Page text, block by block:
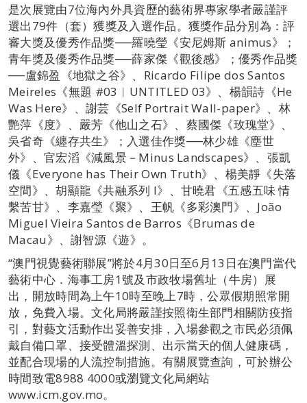
是次展覽由7位海內外具資歷的藝術界專家學者嚴謹評
選出79件（套）獲獎及入選作品。獲獎作品分別為：評
審大獎及優秀作品獎──羅曉瑩《安尼姆斯 animus》；
青年獎及優秀作品獎──薛家傑《觀後感》；優秀作品獎
──盧錦盈《地獄之谷》、Ricardo Filipe dos Santos
Meireles《無題 #03︱UNTITLED 03》、楊韻詩《He
Was Here》、謝芸《Self Portrait Wall-paper》、林
艷萍《度》、嚴芳《他山之石》、蔡國傑《玫瑰堂》、
吳省奇《纏存共生》；入選佳作獎──林少雄《塵世
外》、官宏滔《減風景－Minus Landscapes》、張凱
儀《Everyone has Their Own Truth》、楊美靜《失落
空間》、胡顯龍《共融系列 I》、甘曉君《五感五味 情
繫苦甘》、李嘉瑩《聚》、王帆《多彩澳門》、João
Miguel Vieira Santos de Barros《Brumas de
Macau》、謝智源《遊》。
“澳門視覺藝術聯展”將於4月30日至6月13日在澳門當代
藝術中心．海事工房1號及市政牧場舊址（牛房）展
出，開放時間為上午10時至晚上7時，公眾假期照常開
放，免費入場。文化局將嚴謹按照衛生部門相關防疫指
引，對藝文活動作出妥善安排，入場參觀之市民必須佩
戴自備口罩、接受體溫探測、出示當天的個人健康碼，
並配合現場的人流控制措施。有關展覽查詢，可於辦公
時間致電8988 4000或瀏覽文化局網站
www.icm.gov.mo。